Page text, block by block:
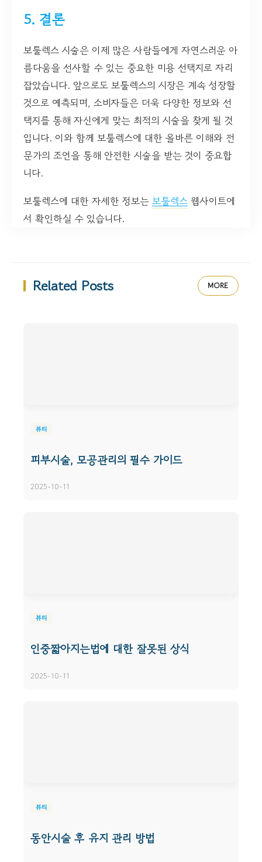
5. 결론
보툴렉스 시술은 이제 많은 사람들에게 자연스러운 아
름다움을 선사할 수 있는 중요한 미용 선택지로 자리
잡았습니다. 앞으로도 보툴렉스의 시장은 계속 성장할
것으로 예측되며, 소비자들은 더욱 다양한 정보와 선
택지를 통해 자신에게 맞는 최적의 시술을 찾게 될 것
입니다. 이와 함께 보툴렉스에 대한 올바른 이해와 전
문가의 조언을 통해 안전한 시술을 받는 것이 중요합
니다.
보툴렉스에 대한 자세한 정보는 보툴렉스 웹사이트에
서 확인하실 수 있습니다.
Related Posts MORE
뷰티
피부시술, 모공관리의 필수 가이드
2025-10-11
뷰티
인중짧아지는법에 대한 잘못된 상식
2025-10-11
뷰티
동안시술 후 유지 관리 방법